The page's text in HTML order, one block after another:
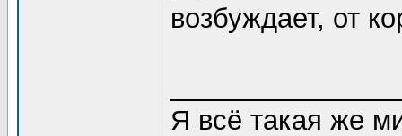
возбуждает, от
Я всё такая же